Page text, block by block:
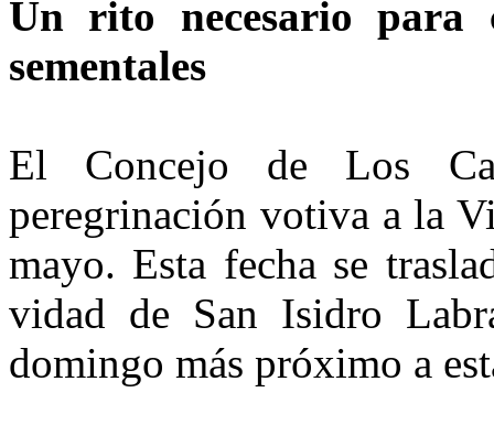
Un rito necesario para
sementales
El Concejo de Los
peregrinación vo­tiva a la
mayo. Esta fecha se
vidad de San Isidro
domingo más próximo a